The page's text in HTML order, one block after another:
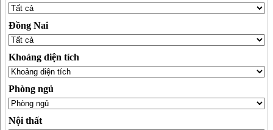
Đồng Nai
Khoảng diện tích
Phòng ngủ
Nội thất